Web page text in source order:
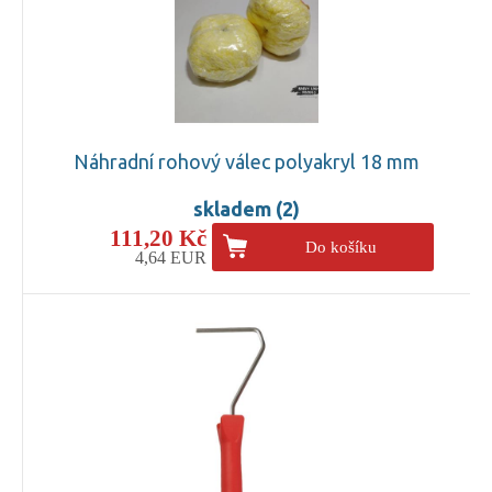
Náhradní rohový válec polyakryl 18 mm
skladem (2)
111,20 Kč
4,64 EUR
Do košíku